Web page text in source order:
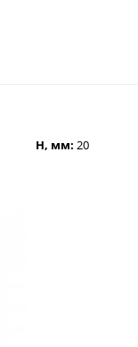
H, мм:20